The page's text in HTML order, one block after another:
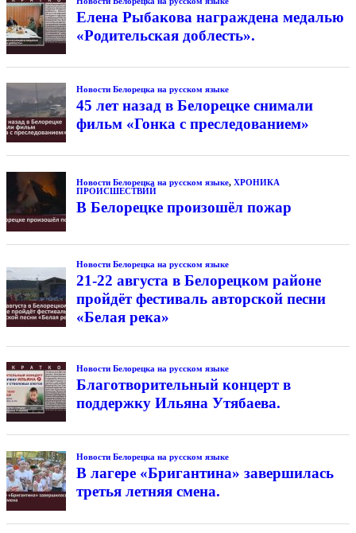
Елена Рыбакова награждена медалью
«Родительская доблесть».
Новости Белорецка на русском языке
45 лет назад в Белорецке снимали
фильм «Гонка с преследованием»
Новости Белорецка на русском языке, ХРОНИКА
ПРОИСШЕСТВИЙ
В Белорецке произошёл пожар
Новости Белорецка на русском языке
21-22 августа в Белорецком районе
пройдёт фестиваль авторской песни
«Белая река»
Новости Белорецка на русском языке
Благотворительный концерт в
поддержку Ильяна Утябаева.
Новости Белорецка на русском языке
В лагере «Бригантина» завершилась
третья летняя смена.